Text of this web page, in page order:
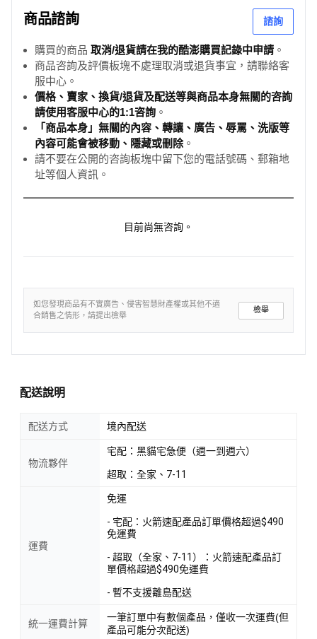
商品諮詢 諮詢
購買的商品 取消/退貨請在我的酷澎購買記錄中申請 。
商品咨詢及評價板塊不處理取消或退貨事宜，請聯絡客
服中心。
價格、賣家、換貨/退貨及配送等與商品本身無關的咨詢
請使用客服中心的1:1咨詢 。
「商品本身」無關的內容、轉讓、廣告、辱罵、洗版等
內容可能會被移動、隱藏或刪除。
請不要在公開的咨詢板塊中留下您的電話號碼、郵箱地
址等個人資訊。
目前尚無咨詢。
如您發現商品有不實廣告、侵害智慧財產權或其他不適
合銷售之情形，請提出檢舉
檢舉
配送說明
配送方式 境內配送
物流夥伴
宅配：黑貓宅急便（週一到週六）
超取：全家、7-11
運費
免運
- 宅配：火箭速配產品訂單價格超過$490
免運費
- 超取（全家、7-11）：火箭速配產品訂
單價格超過$490免運費
- 暫不支援離島配送
統一運費計算
一筆訂單中有數個產品，僅收一次運費(但
產品可能分次配送)